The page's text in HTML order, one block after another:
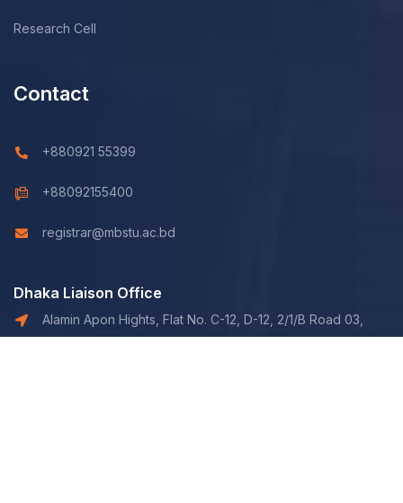
Research Cell
Contact
+880921 55399
+88092155400
registrar@mbstu.ac.bd
Dhaka Liaison Office
Alamin Apon Hights, Flat No. C-12, D-12, 2/1/B Road 03,